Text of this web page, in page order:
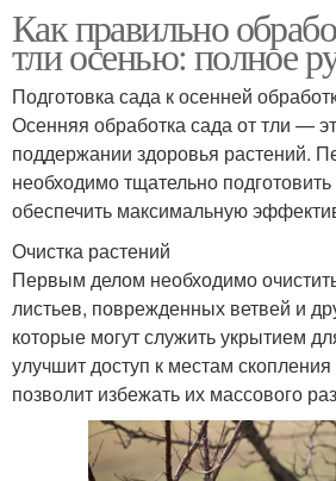
Как правильно
тли осенью: полное
Подготовка сада к осенней
Осенняя обработка сада от тли —
поддержании здоровья растений.
необходимо тщательно
обеспечить максимальную
Очистка растений
Первым делом необходимо
листьев, поврежденных ветвей и
которые могут служить укрытием
улучшит доступ к местам
позволит избежать их массового